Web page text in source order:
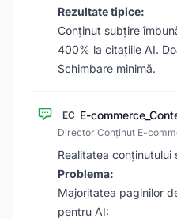
Rezultate tipice:
Conținut subțire
400% la citațiile AI.
Schimbare minimă.
EC E-
Director Conținut E-
Realitatea
Problema:
Majoritatea paginilor
pentru AI: